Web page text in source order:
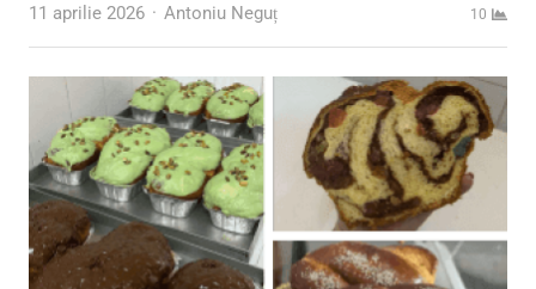
11 aprilie 2026
Author
Antoniu Neguț 10